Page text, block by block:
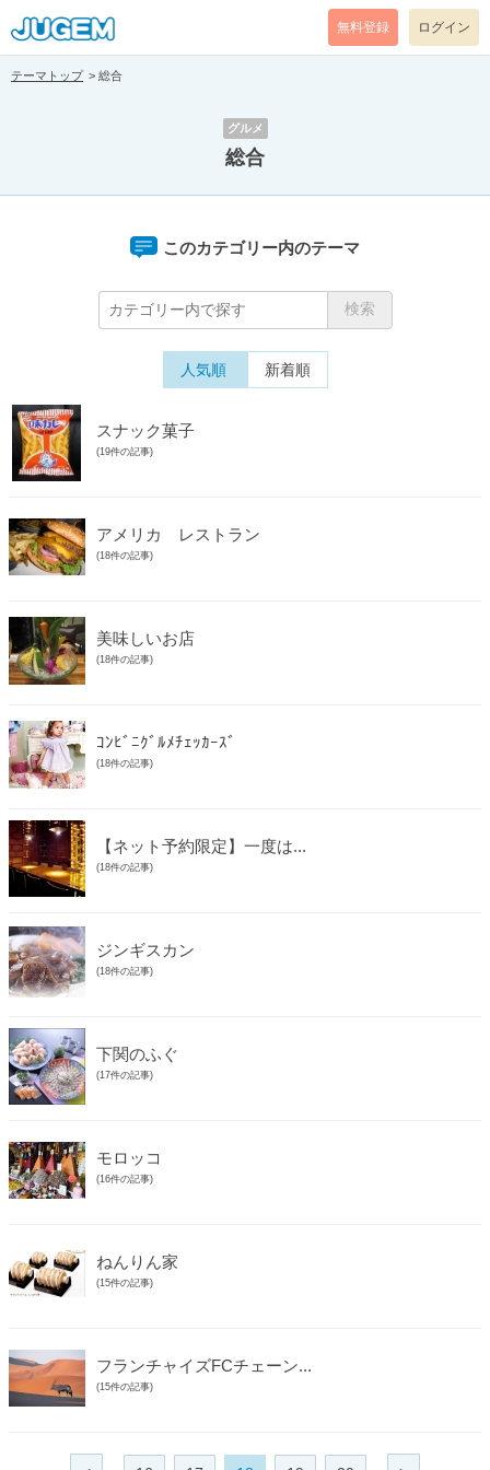
無料登録 ログイン
テーマトップ 総合
グルメ
総合
このカテゴリー内のテーマ
人気順 新着順
スナック菓子
(19件の記事)
アメリカ レストラン
(18件の記事)
美味しいお店
(18件の記事)
ｺﾝﾋﾞﾆｸﾞﾙﾒﾁｪｯｶｰｽﾞ
(18件の記事)
【ネット予約限定】一度は...
(18件の記事)
ジンギスカン
(18件の記事)
下関のふぐ
(17件の記事)
モロッコ
(16件の記事)
ねんりん家
(15件の記事)
フランチャイズFCチェーン...
(15件の記事)